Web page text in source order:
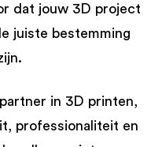
dat jouw 3D project
juiste bestemming
in 3D printen,
professionaliteit en